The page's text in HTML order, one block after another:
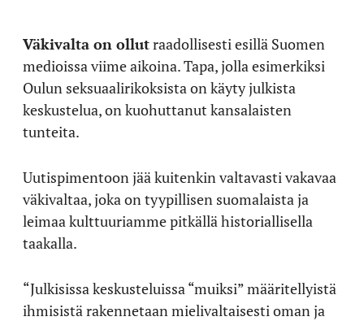
Väkivalta on ollutraadollisesti esillä Suomen
medioissa viime aikoina. Tapa, jolla esimerkiksi
Oulun seksuaalirikoksista on käyty julkista
keskustelua, on kuohuttanut kansalaisten
tunteita.
Uutispimentoon jää kuitenkin valtavasti vakavaa
väkivaltaa, joka on tyypillisen suomalaista ja
leimaa kulttuuriamme pitkällä historiallisella
taakalla.
“Julkisissa keskusteluissa “muiksi” määritellyistä
ihmisistä rakennetaan mielivaltaisesti oman ja